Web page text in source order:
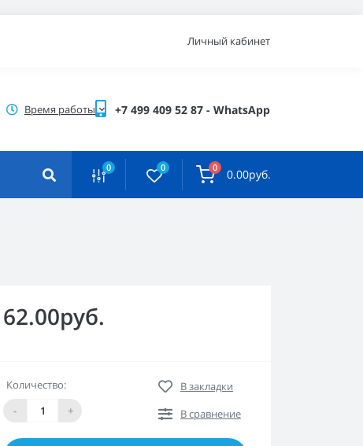
Личный кабинет
Время работы +7 499 409 52 87 - WhatsApp
0 0 0 0.00руб.
62.00руб.
Количество:
-
+
В закладки
В сравнение